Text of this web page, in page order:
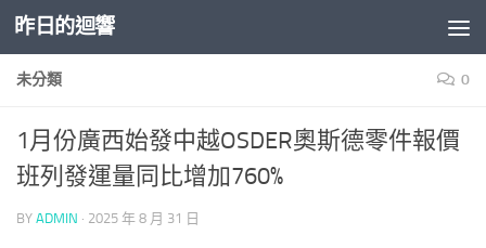
Skip to content
昨日的迴響
未分類 0
1月份廣西始發中越OSDER奧斯德零件報價
班列發運量同比增加760%
BY ADMIN · 2025 年 8 月 31 日